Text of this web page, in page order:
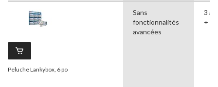
Peluche Lankybox, 6 po
Sans
fonctionnalités
avancées
3
+